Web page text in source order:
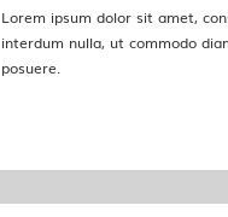
Lorem ipsum dolor sit amet,
interdum nulla, ut commodo
posuere.